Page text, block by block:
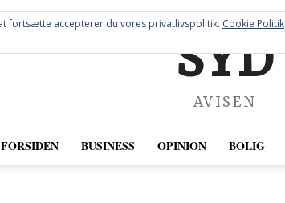
SYD
AVISEN
FORSIDEN BUSINESS OPINION BOLIG
fortsætte accepterer du vores privatlivspolitik. Cookie Politik